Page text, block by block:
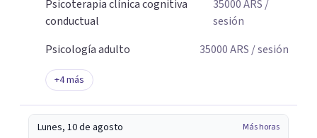
Psicoterapia clínica cognitiva
conductual
35000ARS /
sesión
Psicología adulto
35000ARS / sesión
+4más
Lunes, 10 de agosto Más horas